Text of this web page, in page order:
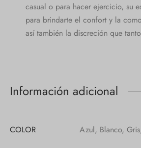
casual o para hacer ejercicio, su
para brindarte el confort y la
así también la discreción que
Información adicional
COLOR Azul, Blanco,